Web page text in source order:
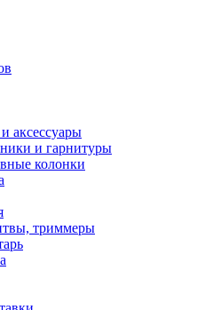
аксессуары
и гарнитуры
колонки
триммеры